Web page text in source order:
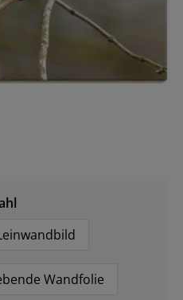
Wandfolie